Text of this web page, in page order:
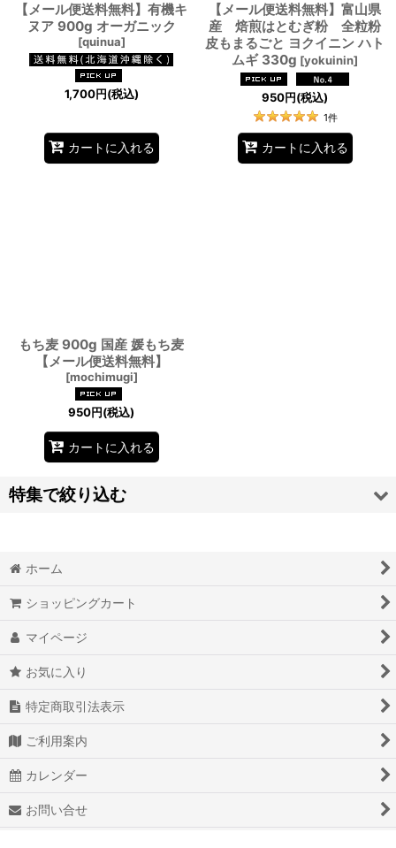
【メール便送料無料】有機キ
ヌア 900g オーガニック
[quinua]
1,700円(税込)
カートに入れる
【メール便送料無料】富山県
産 焙煎はとむぎ粉 全粒粉
皮もまるごと ヨクイニン ハト
ムギ 330g [yokuinin]
950円(税込)
1件
カートに入れる
もち麦 900g 国産 媛もち麦
【メール便送料無料】
[mochimugi]
950円(税込)
カートに入れる
特集で絞り込む
健康用品・健康食品
キッチンインテリア
生活雑貨・日用品
ホーム
ショッピングカート
マイページ
お気に入り
特定商取引法表示
ご利用案内
カレンダー
お問い合せ